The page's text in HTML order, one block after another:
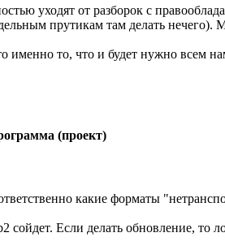
уходят от разборок с
прутикам там делать
именно то, что и будет нужно всем
(проект)
какие форматы
Если делать обновление, то